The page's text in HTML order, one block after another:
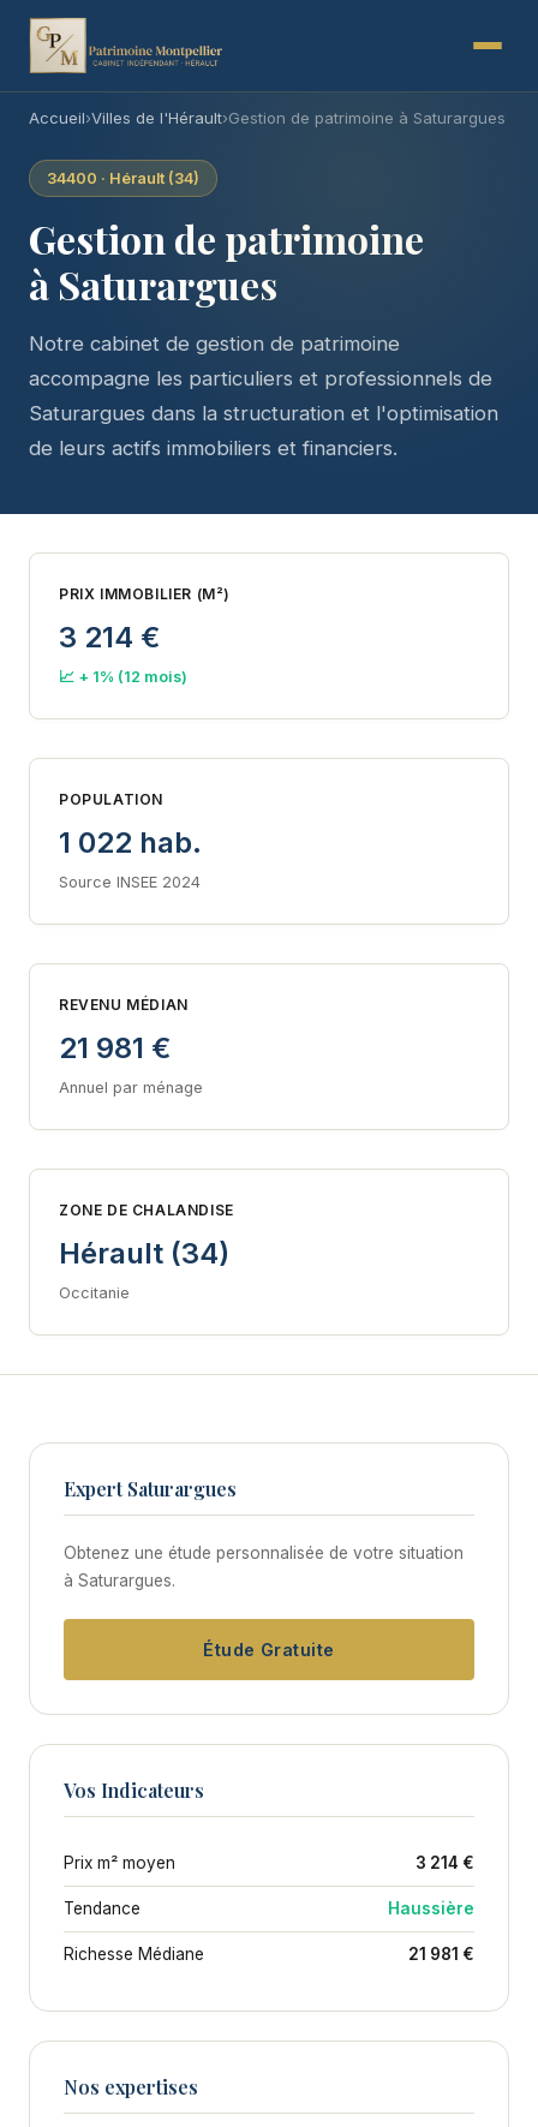
Accueil›Villes de l'Hérault›Gestion de patrimoine à Saturargues
34400 · Hérault (34)
Gestion de patrimoine
à Saturargues
Notre cabinet de gestion de patrimoine
accompagne les particuliers et professionnels de
Saturargues dans la structuration et l'optimisation
de leurs actifs immobiliers et financiers.
PRIX IMMOBILIER (M²)
3 214 €
📈 + 1% (12 mois)
POPULATION
1 022 hab.
Source INSEE 2024
REVENU MÉDIAN
21 981 €
Annuel par ménage
ZONE DE CHALANDISE
Hérault (34)
Occitanie
Expert Saturargues
Obtenez une étude personnalisée de votre situation
à Saturargues.
Étude Gratuite
Vos Indicateurs
Prix m² moyen 3 214 €
Tendance Haussière
Richesse Médiane 21 981 €
Nos expertises